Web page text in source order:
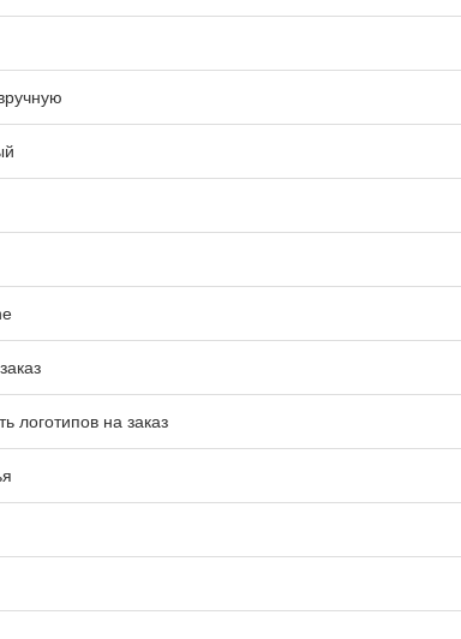
логотипов на заказ